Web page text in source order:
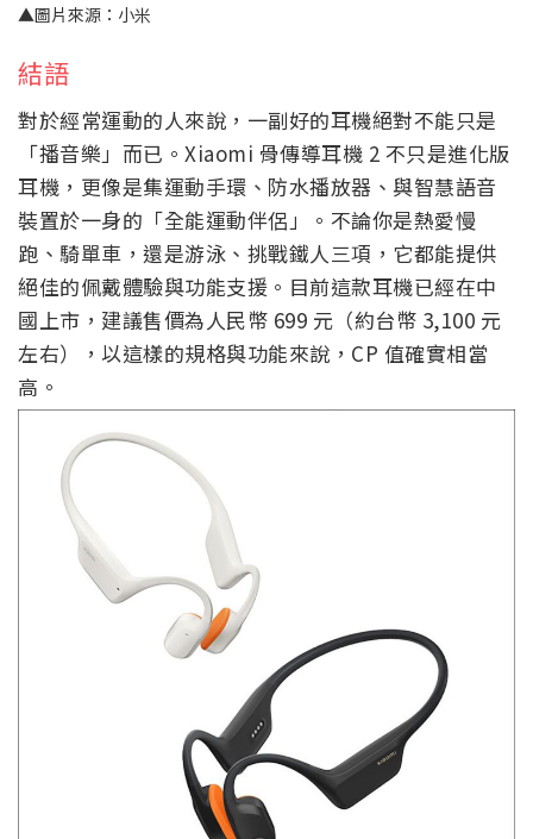
▲圖片來源：小米
結語
對於經常運動的人來說，一副好的耳機絕對不能只是
「播音樂」而已。Xiaomi 骨傳導耳機 2 不只是進化版
耳機，更像是集運動手環、防水播放器、與智慧語音
裝置於一身的「全能運動伴侶」。不論你是熱愛慢
跑、騎單車，還是游泳、挑戰鐵人三項，它都能提供
絕佳的佩戴體驗與功能支援。目前這款耳機已經在中
國上市，建議售價為人民幣 699 元（約台幣 3,100 元
左右），以這樣的規格與功能來說，CP 值確實相當
高。